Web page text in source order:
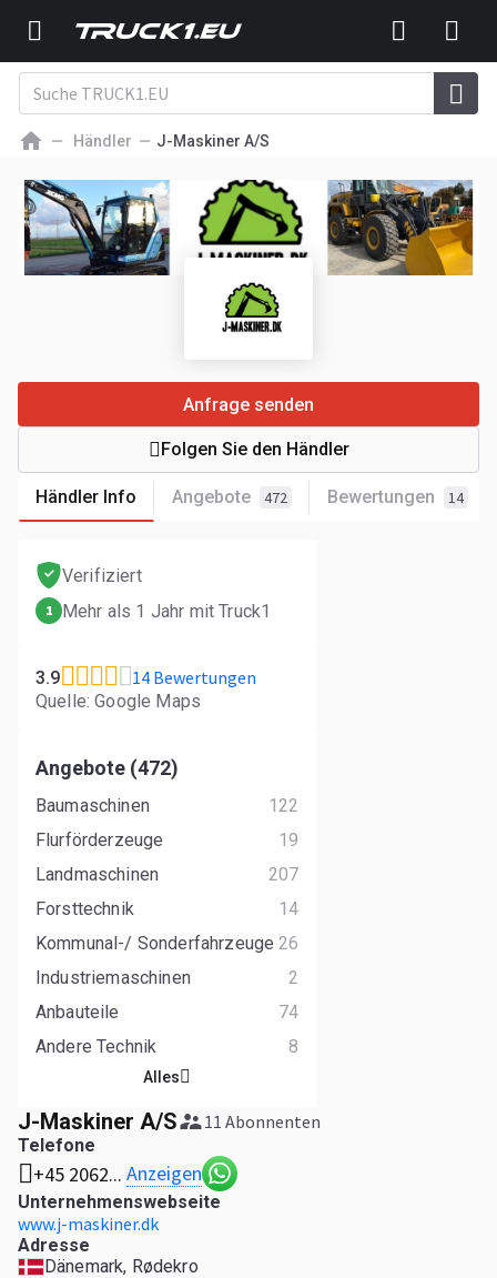
Händler J-Maskiner A/S
Händler Info Angebote 472 Bewertungen 14
Anfrage senden
Folgen Sie den Händler
J-Maskiner A/S 11 Abonnenten
Telefone
+45 2062... Anzeigen
Unternehmenswebseite
www.j-maskiner.dk
Adresse
Dänemark, Rødekro
Verifiziert
1 Mehr als 1 Jahr mit Truck1
3.9 14 Bewertungen
Quelle: Google Maps
Angebote (472)
Baumaschinen
122
Flurförderzeuge
19
Landmaschinen
207
Forsttechnik
14
Kommunal-/ Sonderfahrzeuge26
Industriemaschinen
2
Anbauteile
74
Andere Technik
8
Alles